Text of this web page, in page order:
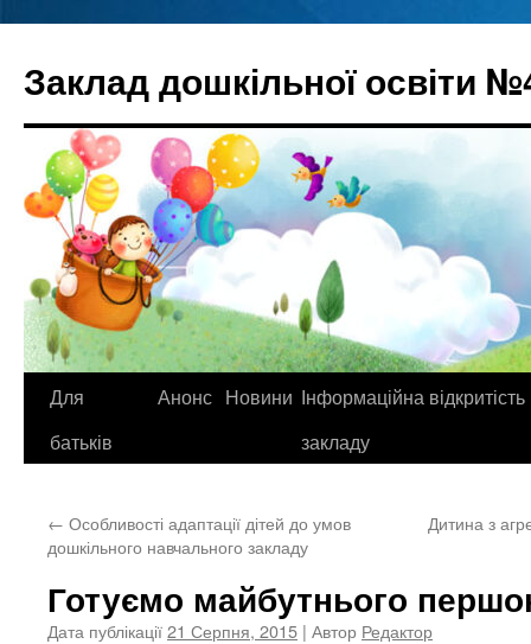
вмісту
Заклад дошкільної освіти
Для
батьків
Анонс Новини Інформаційна відкритість
закладу
← Особливості адаптації дітей до умов
дошкільного навчального закладу
Дитина з
Готуємо майбутнього
Дата публікації21 Серпня, 2015 | Автор Редактор